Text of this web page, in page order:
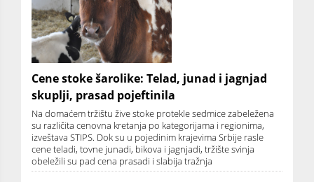
Cene stoke šarolike: Telad, junad i jagnjad
skuplji, prasad pojeftinila
Na domaćem tržištu žive stoke protekle sedmice zabeležena
su različita cenovna kretanja po kategorijama i regionima,
izveštava STIPS. Dok su u pojedinim krajevima Srbije rasle
cene teladi, tovne junadi, bikova i jagnjadi, tržište svinja
obeležili su pad cena prasadi i slabija tražnja